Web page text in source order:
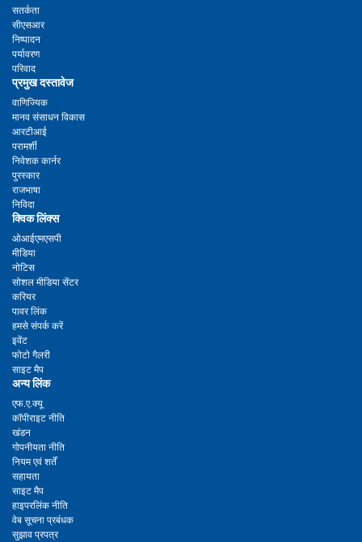
सतर्कता
सीएसआर
निष्पादन
पर्यावरण
परिवाद
प्रमुख दस्तावेज
वाणिज्यिक
मानव संसाधन विकास
आरटीआई
परामर्शी
निवेशक कार्नर
पुरस्कार
राजभाषा
निविदा
क्विक लिंक्स
ओआईएमएसपी
मीडिया
नोटिस
सोशल मीडिया सेंटर
करियर
पावर लिंक
हमसे संपर्क करें
इवेंट
फोटो गैलरी
साइट मैप
अन्य लिंक
एफ.ए.क्यू
कॉपीराइट नीति
खंडन
गोपनीयता नीति
नियम एवं शर्तें
सहायता
साइट मैप
हाइपरलिंक नीति
वेब सूचना प्रबंधक
सुझाव प्रपत्र